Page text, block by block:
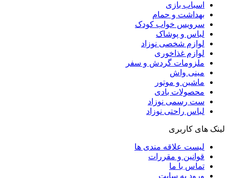
اسباب بازی
بهداشت و حمام
سرویس خواب کودک
لباس و پوشاک
لوازم شخصی نوزاد
لوازم غذاخوری
ملزومات گردش و سفر
مینی واش
ماشین و موتور
محصولات بادی
ست رسمی نوزاد
لباس راحتی نوزاد
لینک های کاربری
لیست علاقه مندی ها
قوانین و مقررات
تماس با ما
ورود به سایت